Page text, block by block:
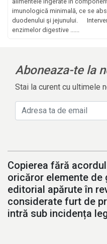
imunologică minimală, ce se
duodenului şi jejunului.
enzimelor digestive ......
Aboneaza-te la
Stai la curent cu ultimele
Copierea fără
oricăror elemente
editorial apărute în
considerate furt de
intră sub incidența